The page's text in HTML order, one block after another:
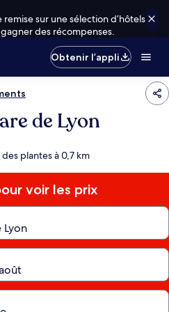
remise sur une sélection d’hôtels
des récompenses.
Obtenir l’appli
de Lyon
plantes à 0,7 km
voir les prix